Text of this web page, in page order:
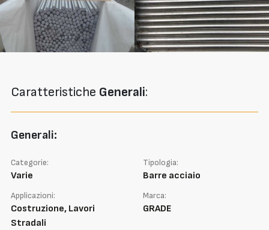
Caratteristiche Generali:
Generali:
Categorie:
Varie
Tipologia:
Barre acciaio
Applicazioni:
Costruzione, Lavori
Stradali
Marca:
GRADE